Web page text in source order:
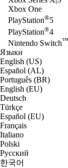
Xbox One
PlayStation®5
PlayStation®4
Nintendo Switch™
Языки
English (US)
Español (AL)
Português (BR)
English (EU)
Deutsch
Türkçe
Español (EU)
Français
Italiano
Polski
Русский
한국어